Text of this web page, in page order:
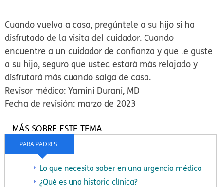
Cuando vuelva a casa, pregúntele a su hijo si ha
disfrutado de la visita del cuidador. Cuando
encuentre a un cuidador de confianza y que le guste
a su hijo, seguro que usted estará más relajado y
disfrutará más cuando salga de casa.
Revisor médico: Yamini Durani, MD
Fecha de revisión: marzo de 2023
PARA PADRES
MÁS SOBRE ESTE TEMA
Lo que necesita saber en una urgencia médica
¿Qué es una historia clínica?